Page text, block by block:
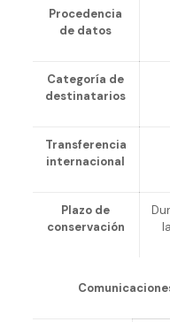
Procedencia
de datos
Categoría de
destinatarios
Transferencia
internacional
Plazo de
conservación